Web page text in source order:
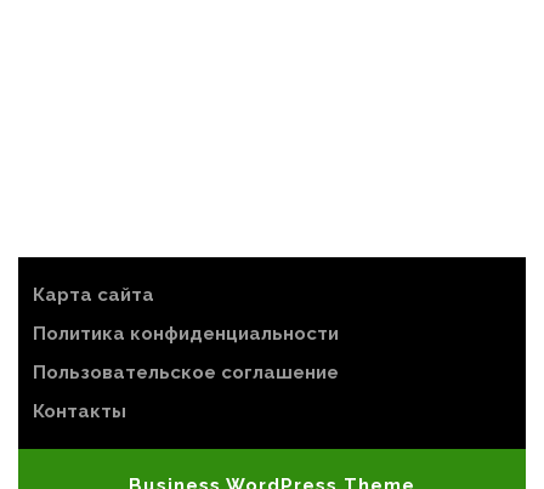
Карта сайта
Политика конфиденциальности
Пользовательское соглашение
Контакты